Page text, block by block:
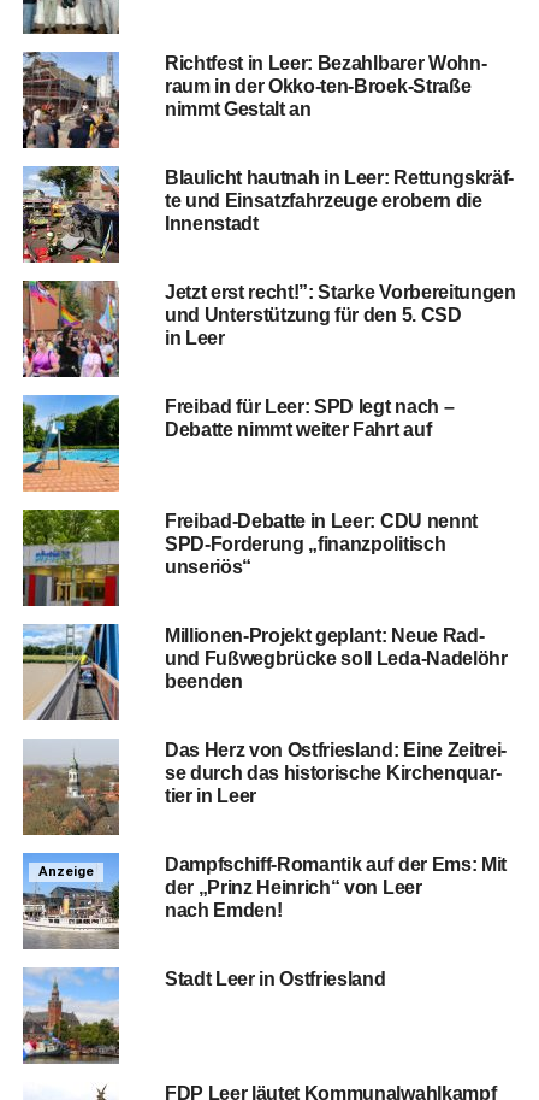
Richt­fest in Leer: Bezahl­ba­rer Wohn­
raum in der Okko-ten-Broek-Stra­ße
nimmt Gestalt an
Blau­licht haut­nah in Leer: Ret­tungs­kräf­
te und Ein­satz­fahr­zeu­ge erobern die
Innenstadt
Jetzt erst recht!”: Star­ke Vor­be­rei­tun­gen
und Unter­stüt­zung für den 5. CSD
in Leer
Frei­bad für Leer: SPD legt nach –
Debat­te nimmt wei­ter Fahrt auf
Frei­bad-Debat­te in Leer: CDU nennt
SPD-For­de­rung „finanz­po­li­tisch
unseriös“
Mil­lio­nen-Pro­jekt geplant: Neue Rad-
und Fuß­weg­brü­cke soll Leda-Nadel­öhr
beenden
Das Herz von Ost­fries­land: Eine Zeit­rei­
se durch das his­to­ri­sche Kir­chen­quar­
tier in Leer
Anzeige
Dampf­schiff-Roman­tik auf der Ems: Mit
der „Prinz Hein­rich“ von Leer
nach Emden!
Stadt Leer in Ostfriesland
FDP Leer läu­tet Kom­mu­nal­wahl­kampf